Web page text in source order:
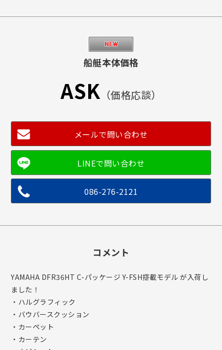
船艇本体価格
ASK （価格応談）
メールで問い合わせ
086-276-2121
コメント
YAMAHA DFR36HT C-パッケージ Y-FSH搭載モデル が入荷し
ました！
・ハルグラフィック
・バウバースクッション
・カーペット
・カーテン